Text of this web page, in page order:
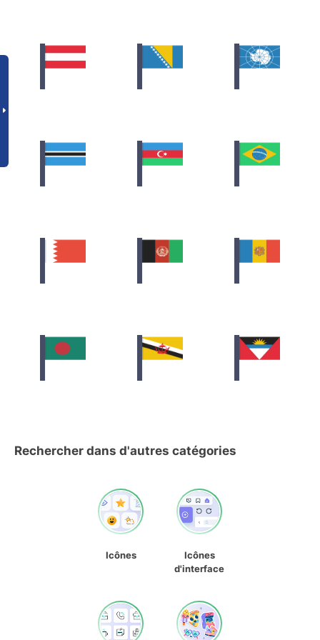
Rechercher dans d'autres catégories
Icônes
Icônes
d'interface